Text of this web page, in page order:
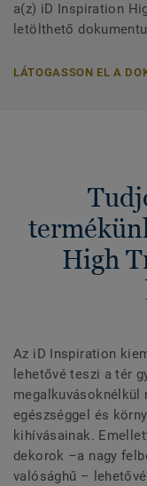
a(z) iD Inspiration
letölthető
LÁTOGASSON EL A
High
Az iD Inspiration
lehetővé teszi a tér
megalkuvásoknélkül
egészséggel és
kihívásainak.
dekorok –a nagy
valósághű –